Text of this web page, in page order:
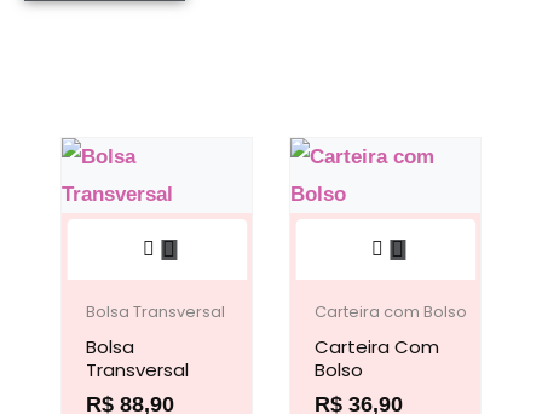
Este
produto
tem
variantes.
Bolsa Transversal
Bolsa
Transversal
R$ 88,90
Este
produto
tem
várias
Carteira com Bolso
Carteira Com
Bolso
R$ 36,90